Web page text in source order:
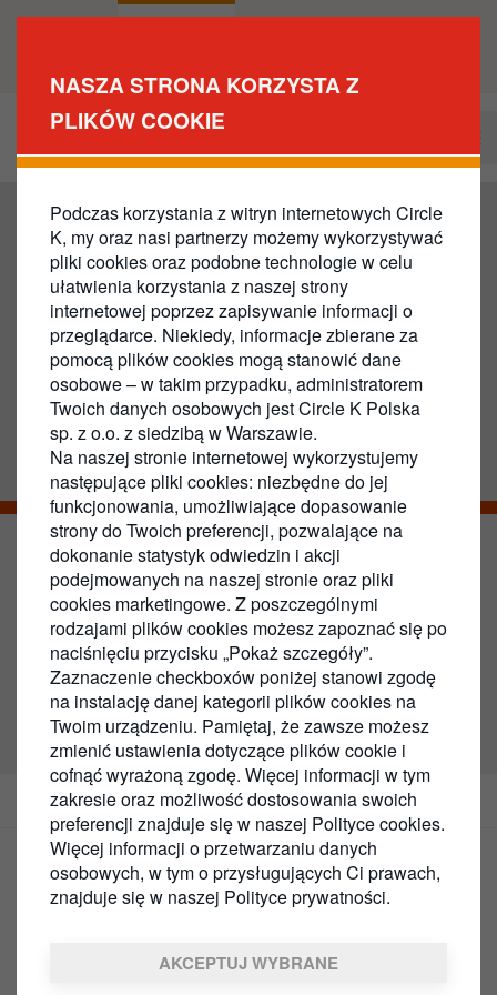
NASZA STRONA KORZYSTA Z
PLIKÓW COOKIE
Podczas korzystania z witryn internetowych Circle
K, my oraz nasi partnerzy możemy wykorzystywać
pliki cookies oraz podobne technologie w celu
ułatwienia korzystania z naszej strony
internetowej poprzez zapisywanie informacji o
przeglądarce. Niekiedy, informacje zbierane za
pomocą plików cookies mogą stanowić dane
osobowe – w takim przypadku, administratorem
Twoich danych osobowych jest Circle K Polska
sp. z o.o. z siedzibą w Warszawie.
Na naszej stronie internetowej wykorzystujemy
następujące pliki cookies: niezbędne do jej
funkcjonowania, umożliwiające dopasowanie
strony do Twoich preferencji, pozwalające na
dokonanie statystyk odwiedzin i akcji
podejmowanych na naszej stronie oraz pliki
cookies marketingowe. Z poszczególnymi
rodzajami plików cookies możesz zapoznać się po
naciśnięciu przycisku „Pokaż szczegóły”.
Zaznaczenie checkboxów poniżej stanowi zgodę
na instalację danej kategorii plików cookies na
Twoim urządzeniu. Pamiętaj, że zawsze możesz
zmienić ustawienia dotyczące plików cookie i
cofnąć wyrażoną zgodę. Więcej informacji w tym
zakresie oraz możliwość dostosowania swoich
preferencji znajduje się w naszej Polityce cookies.
Więcej informacji o przetwarzaniu danych
osobowych, w tym o przysługujących Ci prawach,
znajduje się w naszej Polityce prywatności.
AKCEPTUJ WYBRANE
Przejdź
Business
Navigation
Easy Card
Przedpłacona karta paliwowa na Polskę
Wypełnij formularz
Karty Paliwowe Easy Card
Karta paliwowa Easy Card to
cenią sobie prostotę, a z